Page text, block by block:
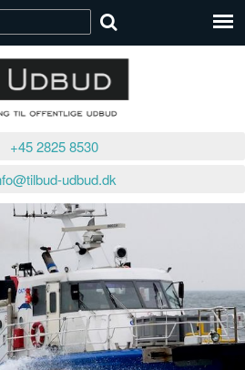
+45 2825 8530
udbud.dk